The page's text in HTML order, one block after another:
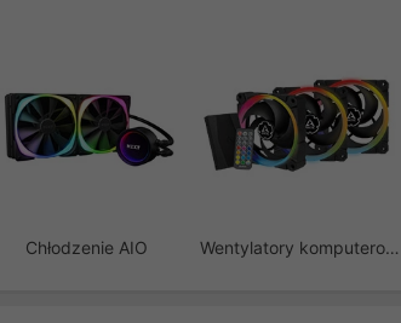
Chłodzenie AIO Wentylatory komputerowe